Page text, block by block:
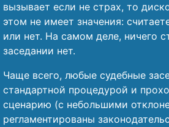
вызывает если не страх, то
этом не имеет значения:
или нет. На самом деле, ничего
заседании нет.
Чаще всего, любые судебные
стандартной процедурой и
сценарию (с небольшими
регламентированы